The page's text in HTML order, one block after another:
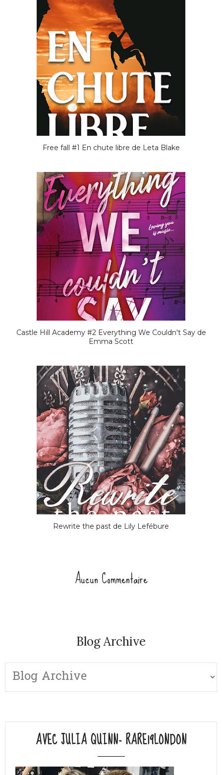
Free fall #1 En chute libre de Leta Blake
Castle Hill Academy #2 Everything We Couldn't Say de
Emma Scott
Rewrite the past de Lily Lefébure
Aucun Commentaire
Blog Archive
AVEC JULIA QUINN- RARE19LONDON